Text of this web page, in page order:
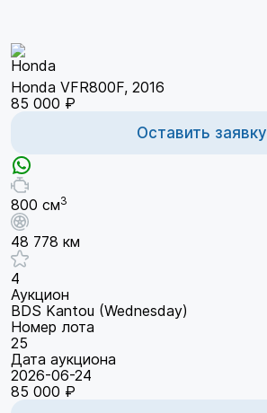
Honda VFR800F, 2016
85 000 ₽
Оставить заявку
800 см3
48 778 км
4
Аукцион
BDS Kantou (Wednesday)
Номер лота
25
Дата аукциона
2026-06-24
85 000 ₽